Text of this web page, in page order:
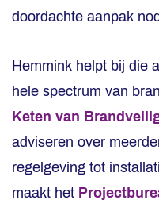
doordachte aanpak
Hemmink helpt bij die
hele spectrum van
Keten van
adviseren over
regelgeving tot
maakt het